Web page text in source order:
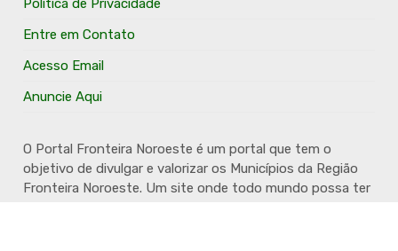
Política de Privacidade
Entre em Contato
Acesso Email
Anuncie Aqui
O Portal Fronteira Noroeste é um portal que tem o
objetivo de divulgar e valorizar os Municípios da Região
Fronteira Noroeste. Um site onde todo mundo possa ter